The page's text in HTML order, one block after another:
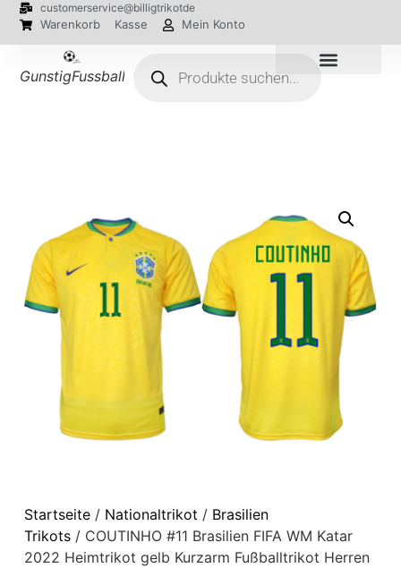
customerservice@billigtrikotde
Warenkorb Kasse Mein Konto
GunstigFussballTrikot
Startseite/ Nationaltrikot / Brasilien
Trikots/ COUTINHO #11 Brasilien FIFA WM Katar
2022 Heimtrikot gelb Kurzarm Fußballtrikot Herren